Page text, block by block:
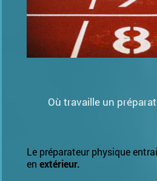
Où travaille un
Le préparateur physique
en extérieur.